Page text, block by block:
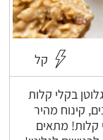
קל
בקלי קלות
קינוח מהיר
קלות! מתאים